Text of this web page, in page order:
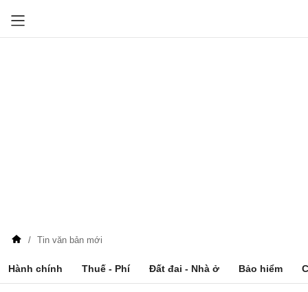
Tin văn bản mới
Hành chính Thuế - Phí Đất đai - Nhà ở Bảo hiểm